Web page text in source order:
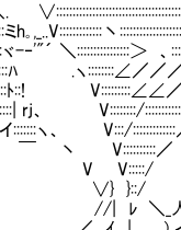
::::::::::::::::＼.
ミh｡
ﾞ:､::::::::::::ヾ-‐'"´ ＼
ﾞ::::::l::::::ﾊ .ヽ
ﾄ::! V:::::::::∠∠
rj、 V::::::::/
｀''´ //:::::::イ
／/／//::.／ ￣
＿ ／ V
ゝ ) / ∨}
ｨ′ //| ﾚ ＼